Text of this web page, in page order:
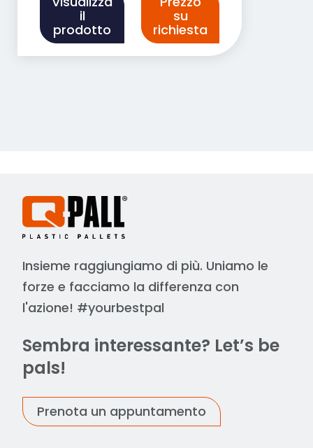
il
prodotto
su
richiesta
Insieme raggiungiamo di più. Uniamo le
forze e facciamo la differenza con
l'azione! #yourbestpal
Sembra interessante? Let’s be
pals!
Prenota un appuntamento